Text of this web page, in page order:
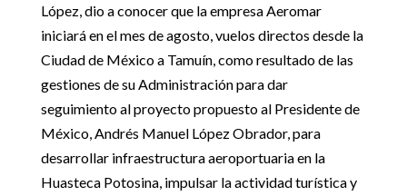
López, dio a conocer que la empresa Aeromar
iniciará en el mes de agosto, vuelos directos desde la
Ciudad de México a Tamuín, como resultado de las
gestiones de su Administración para dar
seguimiento al proyecto propuesto al Presidente de
México, Andrés Manuel López Obrador, para
desarrollar infraestructura aeroportuaria en la
Huasteca Potosina, impulsar la actividad turística y